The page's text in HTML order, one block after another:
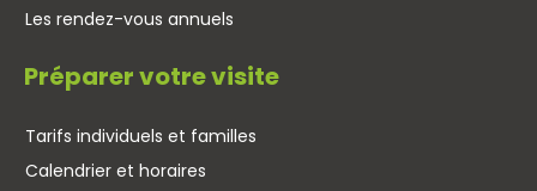
Les rendez-vous annuels
Préparer votre visite
Tarifs individuels et familles
Calendrier et horaires